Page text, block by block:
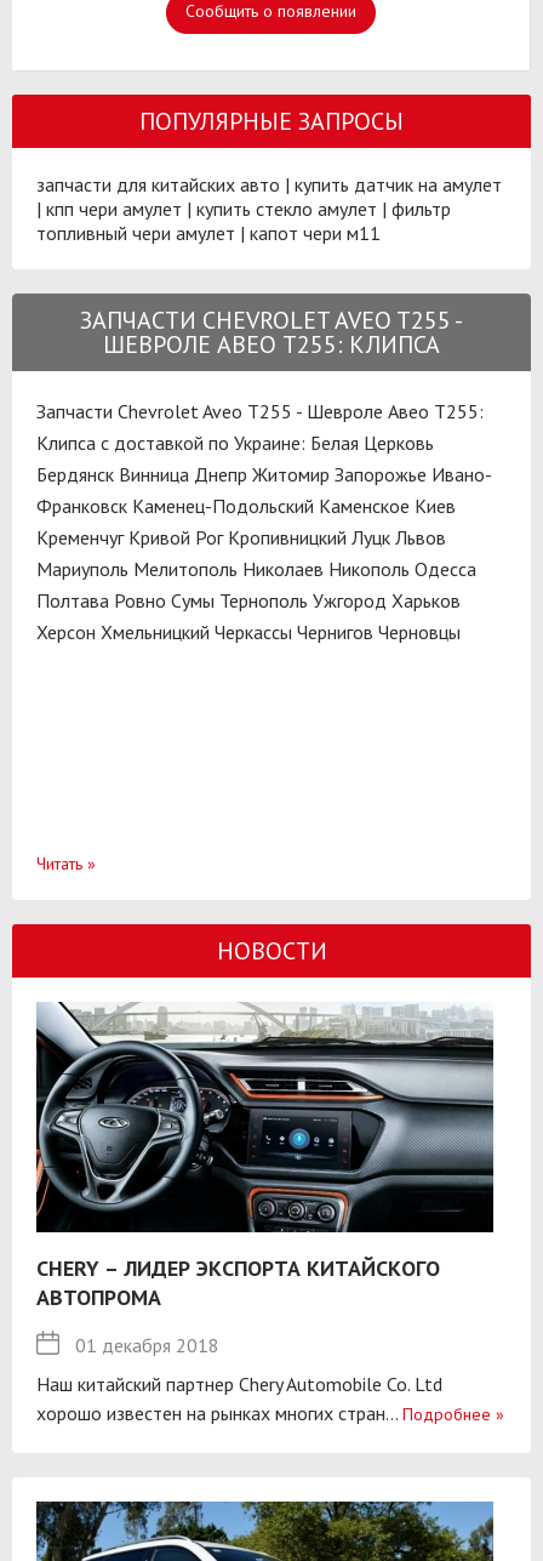
Сообщить о появлении
ПОПУЛЯРНЫЕ ЗАПРОСЫ
запчасти для китайских авто | купить датчик на амулет
| кпп чери амулет | купить стекло амулет | фильтр
топливный чери амулет | капот чери м11
ЗАПЧАСТИ CHEVROLET AVEO T255 -
ШЕВРОЛЕ АВЕО Т255: КЛИПСА
Запчасти Chevrolet Aveo T255 - Шевроле Авео Т255:
Клипса с доставкой по Украине: Белая Церковь
Бердянск Винница Днепр Житомир Запорожье Ивано-
Франковск Каменец-Подольский Каменское Киев
Кременчуг Кривой Рог Кропивницкий Луцк Львов
Мариуполь Мелитополь Николаев Никополь Одесса
Полтава Ровно Сумы Тернополь Ужгород Харьков
Херсон Хмельницкий Черкассы Чернигов Черновцы
Читать »
НОВОСТИ
CHERY – ЛИДЕР ЭКСПОРТА КИТАЙСКОГО
АВТОПРОМА
01 декабря 2018
Наш китайский партнер Chery Automobile Co. Ltd
хорошо известен на рынках многих стран... Подробнее »